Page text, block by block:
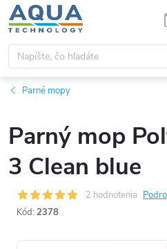
Prejsť
na
obsah
Parné mopy
Parný mop
3 Clean blue
2 hodnotenia
Kód: 2378